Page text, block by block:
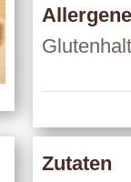
Allergene
Zutaten